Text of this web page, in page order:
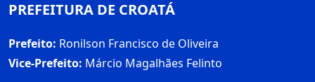
Vice-Prefeito:Márcio Magalhães Felinto
Caroba , Croatá , Rua Manoel Braga, 573 , 62390-000